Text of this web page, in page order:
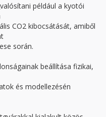
például a kyotói
CO2 kibocsátását, amiből
során.
beállítása fizikai,
és modellezésén